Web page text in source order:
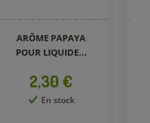
ARÔME PAPAYA
POUR LIQUIDE...
Prix
2,30 €
En stock